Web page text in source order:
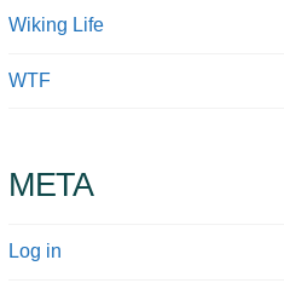
Wiking Life
WTF
META
Log in